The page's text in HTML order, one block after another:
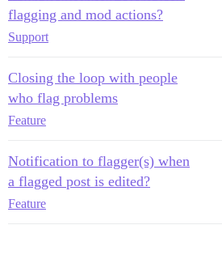
flagging and mod actions?
Support
Closing the loop with people
who flag problems
Feature
Notification to flagger(s) when
a flagged post is edited?
Feature